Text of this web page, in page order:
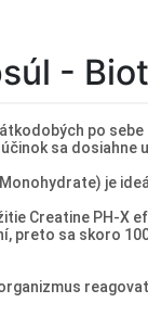
-
po
sa dosiahne
je
Creatine PH-
preto sa skoro